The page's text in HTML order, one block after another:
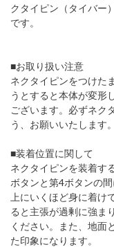
クタイピン（タイバー
です。
■お取り扱い注意
ネクタイピンをつけた
うとすると本体が変形
ございます。必ずネク
う、お願いいたします。
■装着位置に関して
ネクタイピンを装着す
ボタンと第4ボタンの
上にいくほど身に着け
ると主張が過剰に強ま
ください。また、地面
た印象になります。